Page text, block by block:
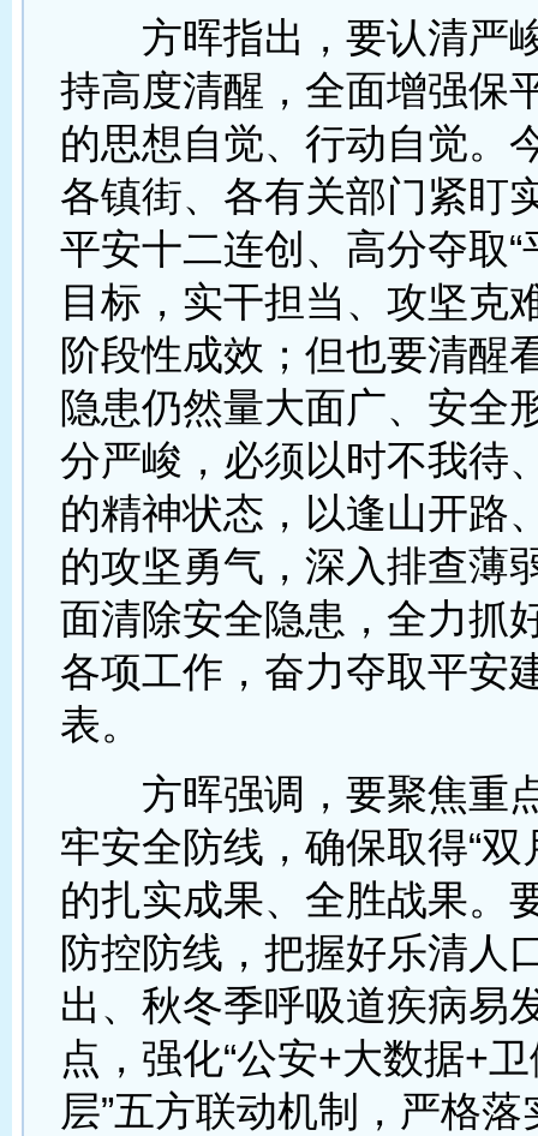
方晖指出，要认清严
持高度清醒，全面增强保
的思想自觉、行动自觉。
各镇街、各有关部门紧盯
平安十二连创、高分夺取“
目标，实干担当、攻坚克
阶段性成效；但也要清醒
隐患仍然量大面广、安全
分严峻，必须以时不我待
的精神状态，以逢山开路
的攻坚勇气，深入排查薄
面清除安全隐患，全力抓
各项工作，奋力夺取平安
表。
方晖强调，要聚焦重
牢安全防线，确保取得“双
的扎实成果、全胜战果。
防控防线，把握好乐清人
出、秋冬季呼吸道疾病易
点，强化“公安+大数据+
层”五方联动机制，严格